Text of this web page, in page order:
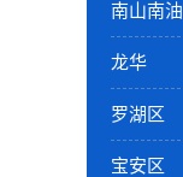
南山南油
龙华
罗湖区
宝安区